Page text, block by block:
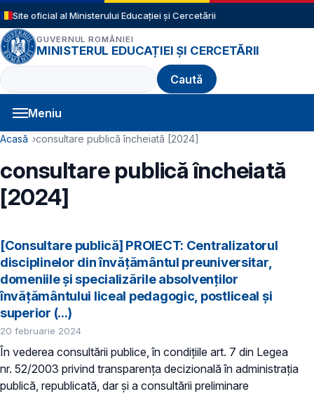
Sari la conținutul principal
Site oficial al Ministerului Educației și Cercetării
GUVERNUL ROMÂNIEI
MINISTERUL EDUCAȚIEI ȘI CERCETĂRII
Caută
Meniu
Navigație principală
Cale de navigare
Acasă consultare publică încheiată [2024]
consultare publică încheiată
[2024]
[Consultare publică] PROIECT: Centralizatorul
disciplinelor din învăţământul preuniversitar,
domeniile şi specializările absolvenţilor
învăţământului liceal pedagogic, postliceal şi
superior (...)
20 februarie 2024
În vederea consultării publice, în condiţiile art. 7 din Legea
nr. 52/2003 privind transparenţa decizională în administraţia
publică, republicată, dar și a consultării preliminare